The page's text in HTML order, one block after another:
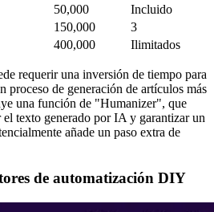
50,000
Incluido
150,000
3
400,000 Ilimitados
requerir una inversión de tiempo para
proceso de generación de artículos más
una función de "Humanizer", que
texto generado por IA y garantizar un
añade un paso extra de
de automatización DIY